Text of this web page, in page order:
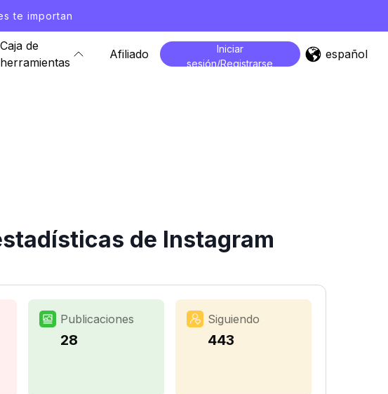
te importan
Caja de
herramientas
Afiliado
Iniciar
sesión/Registrarse
español
de Instagram
Publicaciones
28
Siguiendo
443